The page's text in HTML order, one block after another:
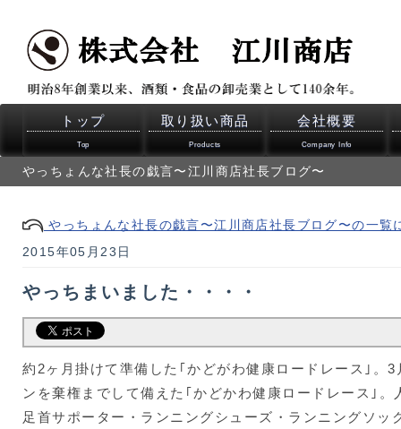
トップ
Top
取り扱い商品
Products
会社概要
Company Info
やっちょんな社長の戯言〜江川商店社長ブログ〜
やっちょんな社長の戯言〜江川商店社長ブログ〜の一覧
2015年05月23日
やっちまいました・・・・
約2ヶ月掛けて準備した｢かどがわ健康ロードレース｣。
ンを棄権までして備えた｢かどかわ健康ロードレース｣
足首サポーター・ランニングシューズ・ランニングソッ